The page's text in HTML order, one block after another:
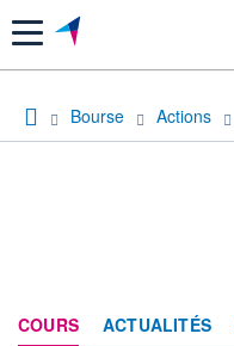
Menu
Bourse Actions
COURS ACTUALITÉS